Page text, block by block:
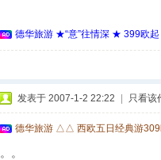
德华旅游 ★“意”往情深 ★ 399欧
发表于 2007-1-2 22:22 只看该
德华旅游 △△ 西欧五日经典游
。。